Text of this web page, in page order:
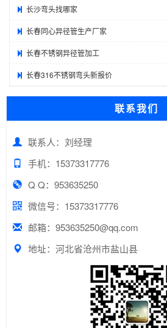
长沙弯头找哪家
长春同心异径管生产厂家
长春不锈钢异径管加工
长春316不锈钢弯头新报价
联系我们
联系人：刘经理
手机：15373317776
Q Q：953635250
微信号：15373317776
邮箱：953635250@qq.com
地址：河北省沧州市盐山县